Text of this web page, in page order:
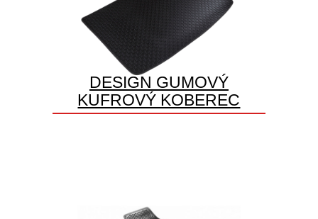
DESIGN GUMOVÝ
KUFROVÝ KOBEREC